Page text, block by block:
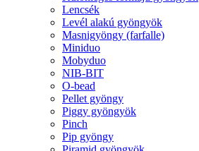
Lencsék
Levél alakú gyöngyök
Masnigyöngy (farfalle)
Miniduo
Mobyduo
NIB-BIT
O-bead
Pellet gyöngy
Piggy gyöngyök
Pinch
Pip gyöngy